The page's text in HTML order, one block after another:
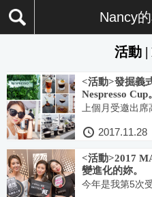
Nancy
活動 |
<活動>發掘義
Nespresso Cup。
上個月受邀出
2017.11.28
<活動>2017
變進化的妳。
今年是我第5次